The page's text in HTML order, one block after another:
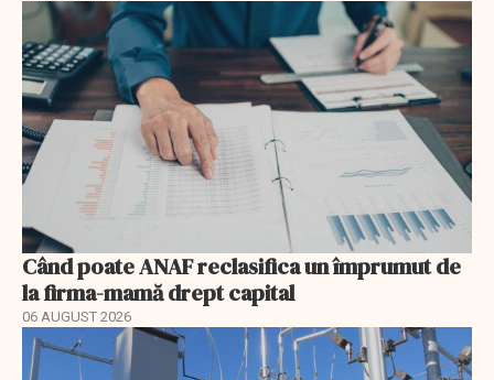
Când poate ANAF reclasifica un împrumut de
la firma-mamă drept capital
06 AUGUST 2026